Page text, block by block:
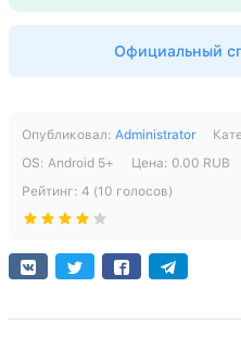
[238.04 Mb]
Поддержка архитектуры
[504.56 Mb]
Официальный
Опубликовал: Administrator
ОS: Android 5+ Цена: 0.00 RUB
Рейтинг: 4 (10 голосов)